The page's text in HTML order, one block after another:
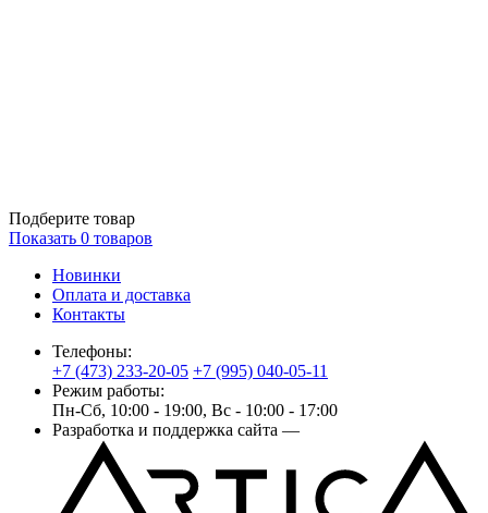
Подберите товар
Показать 0 товаров
Новинки
Оплата и доставка
Контакты
Телефоны:
+7 (473) 233-20-05 +7 (995) 040-05-11
Режим работы:
Пн-Сб, 10:00 - 19:00, Вс - 10:00 - 17:00
Разработка и поддержка сайта —